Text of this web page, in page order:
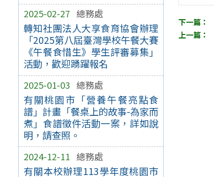
2025-02-27 總務處
轉知社團法人大享食育協會辦理
「2025第八屆臺灣學校午餐大賽
《午餐食惜生》學生評審募集」
活動，歡迎踴躍報名
2025-01-03 總務處
有關桃園市「營養午餐亮點食
譜」計畫「餐桌上的故事-為家而
煮」食譜徵件活動一案，詳如說
明，請查照。
2024-12-11 總務處
有關本校辦理113學年度桃園市